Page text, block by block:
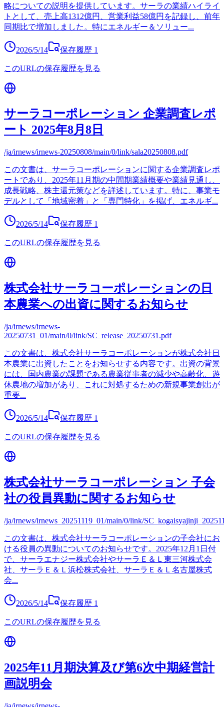
略についての説明を提供しています。サーラの業績ハイライ
トとして、売上高1312億円、営業利益58億円を記録し、前年
同期比で増加しました。特にエネルギー＆ソリュー...
2026/5/14 保存履歴 1
このURLの保存履歴を見る
サーラコーポレーション 企業調査レポ
ート 2025年8月8日
/ja/irnews/irnews-20250808/main/0/link/sala20250808.pdf
この文書は、サーラコーポレーションに関する企業調査レポ
ートであり、2025年11月期の中間期業績概要や業績見通し、
成長戦略、株主還元策などを詳述しています。特に、事業モ
デルとして「地域密着」と「専門特化」を掲げ、エネルギ...
2026/5/14 保存履歴 1
このURLの保存履歴を見る
株式会社サーラコーポレーションの日
本農業への出資に関するお知らせ
/ja/irnews/irnews-
20250731_01/main/0/link/SC_release_20250731.pdf
この文書は、株式会社サーラコーポレーションが株式会社日
本農業に出資したことをお知らせする内容です。出資の背景
には、国内農業の課題である農業従事者の減少や高齢化、遊
休農地の増加があり、これに対処するための新規事業創出が
重要...
2026/5/14 保存履歴 1
このURLの保存履歴を見る
株式会社サーラコーポレーション 子会
社の役員異動に関するお知らせ
/ja/irnews/irnews_20251119_01/main/0/link/
この文書は、株式会社サーラコーポレーションの子会社にお
ける役員の異動についてのお知らせです。2025年12月1日付
で、サーラエナジー株式会社やサーラＥ＆Ｌ東三河株式会
社、サーラＥ＆Ｌ浜松株式会社、サーラＥ＆Ｌ名古屋株式
会...
2026/5/14 保存履歴 1
このURLの保存履歴を見る
2025年11月期決算及び第6次中期経営計
画説明会